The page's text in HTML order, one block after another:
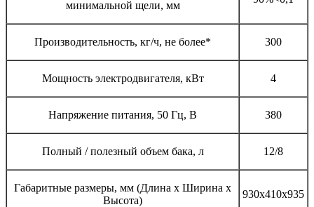
минимальной щели, мм
Производительность, кг/ч, не более* 300
Мощность электродвигателя, кВт 4
Напряжение питания, 50 Гц, В 380
Полный / полезный объем бака, л 12/8
Габаритные размеры, мм (Длина х Ширина х
Высота)
930х410х935